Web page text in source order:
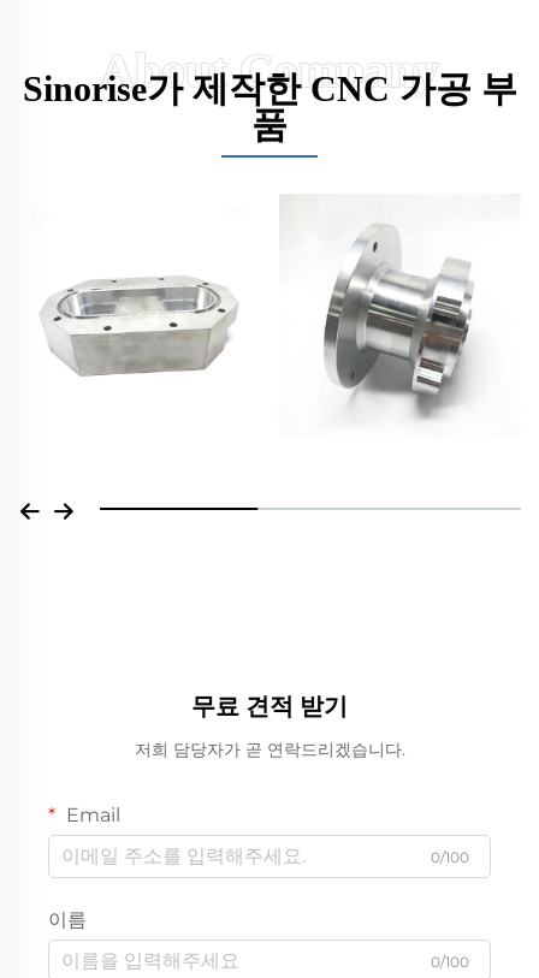
Sinorise가 제작한 CNC 가공 부
품
무료 견적 받기
저희 담당자가 곧 연락드리겠습니다.
Email
0/100
이름
0/100